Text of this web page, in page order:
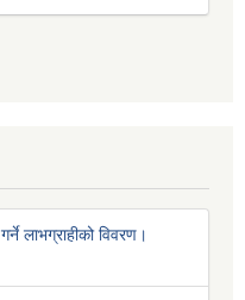
लाभग्राहीको विवरण।